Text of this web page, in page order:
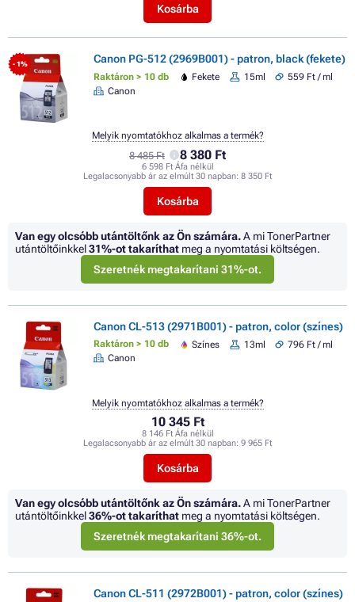
Kosárba
- 1% Canon PG-512 (2969B001) - patron, black (fekete)
Raktáron > 10 db Fekete 15ml
559 Ft / ml
Canon
8 485 Ft 8 380 Ft
6 598 Ft Áfa nélkül
Legalacsonyabb ár az elmúlt 30 napban: 8 350 Ft
Kosárba
Melyik nyomtatókhoz alkalmas a termék?
Van egy olcsóbb utántöltőnk az Ön számára.A mi TonerPartner
utántöltőinkkel31%-ot takaríthat meg a nyomtatási költségen.
Szeretnék megtakarítani 31%-ot.
Canon CL-513 (2971B001) - patron, color (színes)
Raktáron > 10 db Színes 13ml
796 Ft / ml
Canon
10 345 Ft
8 146 Ft Áfa nélkül
Legalacsonyabb ár az elmúlt 30 napban: 9 965 Ft
Kosárba
Melyik nyomtatókhoz alkalmas a termék?
Van egy olcsóbb utántöltőnk az Ön számára.A mi TonerPartner
utántöltőinkkel36%-ot takaríthat meg a nyomtatási költségen.
Szeretnék megtakarítani 36%-ot.
Canon CL-511 (2972B001) - patron, color (színes)